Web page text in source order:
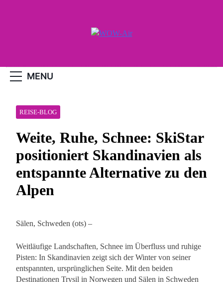
MENU
REISE-BLOG
Weite, Ruhe, Schnee: SkiStar
positioniert Skandinavien als
entspannte Alternative zu den
Alpen
Sälen, Schweden (ots) –
Weitläufige Landschaften, Schnee im Überfluss und ruhige
Pisten: In Skandinavien zeigt sich der Winter von seiner
entspannten, ursprünglichen Seite. Mit den beiden
Destinationen Trysil in Norwegen und Sälen in Schweden